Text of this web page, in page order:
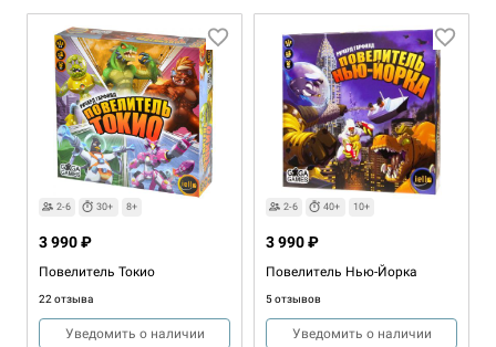
2-6 30+ 8+
Повелитель Токио
22 отзыва
3 990 ₽
Уведомить о наличии
2-6 40+ 10+
Повелитель Нью-Йорка
5 отзывов
3 990 ₽
Уведомить о наличии